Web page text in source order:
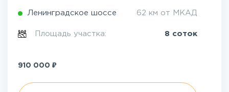
Ленинградское шоссе 62 км от МКАД
Площадь участка: 8 соток
910 000 ₽